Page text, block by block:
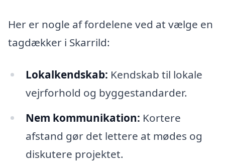
Her er nogle af fordelene ved at vælge en
tagdækker i Skarrild:
Lokalkendskab: Kendskab til lokale
vejrforhold og byggestandarder.
Nem kommunikation: Kortere
afstand gør det lettere at mødes og
diskutere projektet.